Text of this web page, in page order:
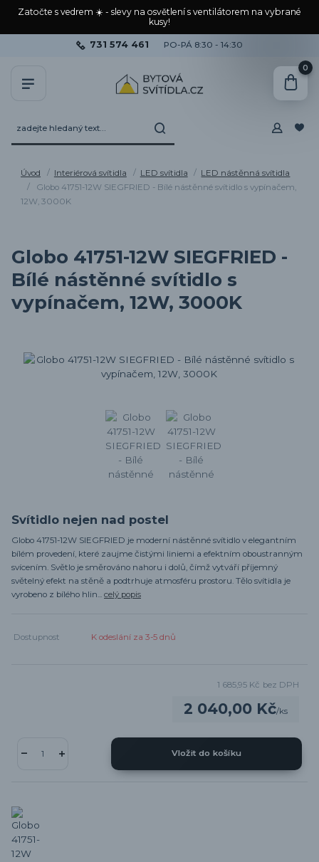
Zatočte s vedrem ☀️ - slevy na osvětlení s ventilátorem na vybrané
kusy!
731 574 461 PO-PÁ 8:30 - 14:30
0
Úvod Interiérová svítidla LED svítidla
LED nástěnná svítidla
Globo 41751-12W SIEGFRIED - Bílé nástěnné svítidlo s vypínačem,
12W, 3000K
Globo 41751-12W SIEGFRIED -
Bílé nástěnné svítidlo s
vypínačem, 12W, 3000K
Svítidlo nejen nad postel
Globo 41751-12W SIEGFRIED je moderní nástěnné svítidlo v elegantním
bílém provedení, které zaujme čistými liniemi a efektním oboustranným
svícením. Světlo je směrováno nahoru i dolů, čímž vytváří příjemný
světelný efekt na stěně a podtrhuje atmosféru prostoru. Tělo svítidla je
vyrobeno z bílého hlin... celý popis
Dostupnost K odeslání za 3-5 dnů
2 040,00 Kč/ks
1 685,95 Kč bez DPH
Vložit do košíku